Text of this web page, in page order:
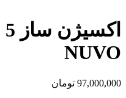
NUVO
97,000,000 تومان